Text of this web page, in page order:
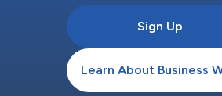
Sign Up
Learn About Business